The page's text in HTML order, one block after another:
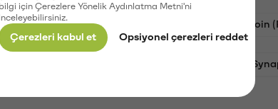
Tron (TRX) Ravencoin
bilgi için Çerezlere Yönelik Aydınlatma Metni'ni
Çerezleri kabul et Opsiyonel çerezleri reddet